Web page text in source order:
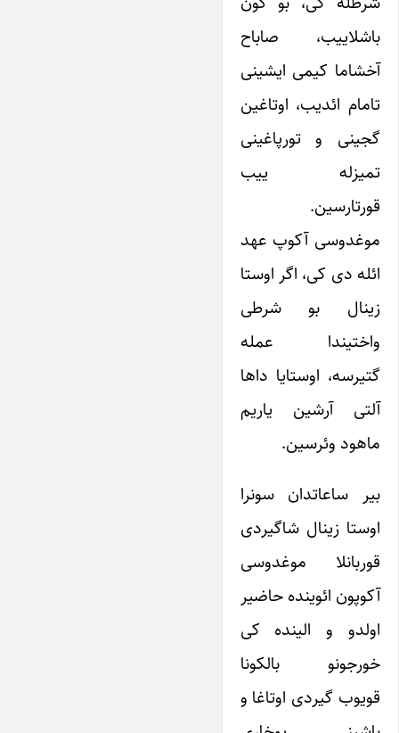
باشلاییب، صاباح
آخشاما کیمی ایشینی
تامام ائدیب، اوتاغین
گجینی و تورپاغینی
تمیزله ییب
قورتارسین.
موغدوسی آکوپ عهد
ائله دی کی، اگر اوستا
زینال بو شرطی
واختیندا عمله
گتیرسه، اوستایا داها
آلتی آرشین یاریم
ماهود وئرسین.
بیر ساعاتدان سونرا
اوستا زینال شاگیردی
قوربانلا موغدوسی
آکوپون ائوینده حاضیر
اولدو و الینده کی
خورجونو بالکونا
قویوب گیردی اوتاغا و